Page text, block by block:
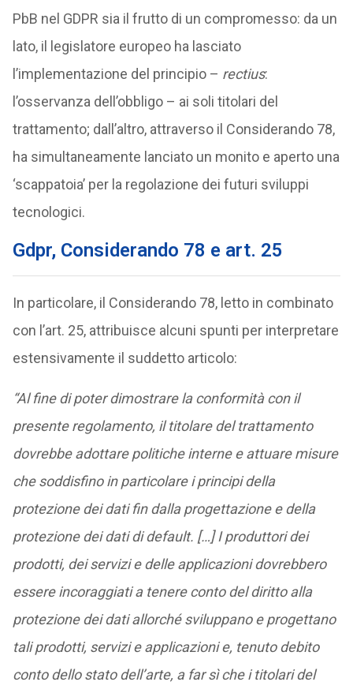
PbB nel GDPR sia il frutto di un compromesso: da un
lato, il legislatore europeo ha lasciato
l’implementazione del principio – rectius:
l’osservanza dell’obbligo – ai soli titolari del
trattamento; dall’altro, attraverso il Considerando 78,
ha simultaneamente lanciato un monito e aperto una
‘scappatoia’ per la regolazione dei futuri sviluppi
tecnologici.
Gdpr, Considerando 78 e art. 25
In particolare, il Considerando 78, letto in combinato
con l’art. 25, attribuisce alcuni spunti per interpretare
estensivamente il suddetto articolo:
“Al fine di poter dimostrare la conformità con il
presente regolamento, il titolare del trattamento
dovrebbe adottare politiche interne e attuare misure
che soddisfino in particolare i principi della
protezione dei dati fin dalla progettazione e della
protezione dei dati di default. […] I produttori dei
prodotti, dei servizi e delle applicazioni dovrebbero
essere incoraggiati a tenere conto del diritto alla
protezione dei dati allorché sviluppano e progettano
tali prodotti, servizi e applicazioni e, tenuto debito
conto dello stato dell’arte, a far sì che i titolari del